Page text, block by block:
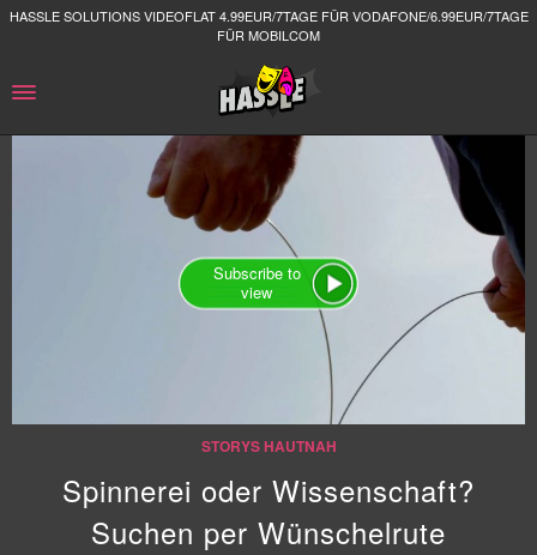
HASSLE SOLUTIONS VIDEOFLAT 4.99EUR/7TAGE FÜR VODAFONE/6.99EUR/7TAGE
FÜR MOBILCOM
Subscribe to
view
STORYS HAUTNAH
Spinnerei oder Wissenschaft?
Suchen per Wünschelrute